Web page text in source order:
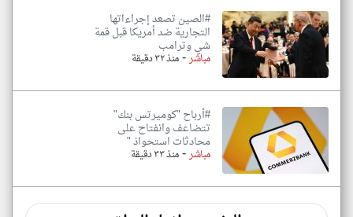
#الصين تصعد إجراءاتها
التجارية ضد أمريكا قبل قمة
شي وترامب
مباشر-منذ ٣٢ دقيقة
#أرباح "كوميرتس بنك"
تتضاعف وانفتاح على
محادثات استحواذ "
مباشر-منذ ٣٣ دقيقة